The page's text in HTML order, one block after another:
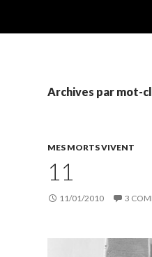
Archives par mot-
MES MORTS VIVENT
11
11/01/2010 3